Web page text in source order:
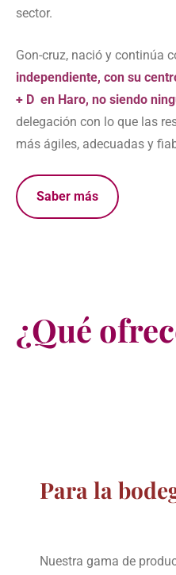
sector.
Gon-cruz, nació y continúa
independiente, con su
+ D en Haro, no siendo
delegación con lo que las
más ágiles, adecuadas y
Saber más
¿Qué
Para la
Nuestra gama de